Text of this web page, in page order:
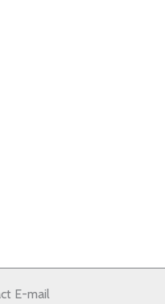
E-mail